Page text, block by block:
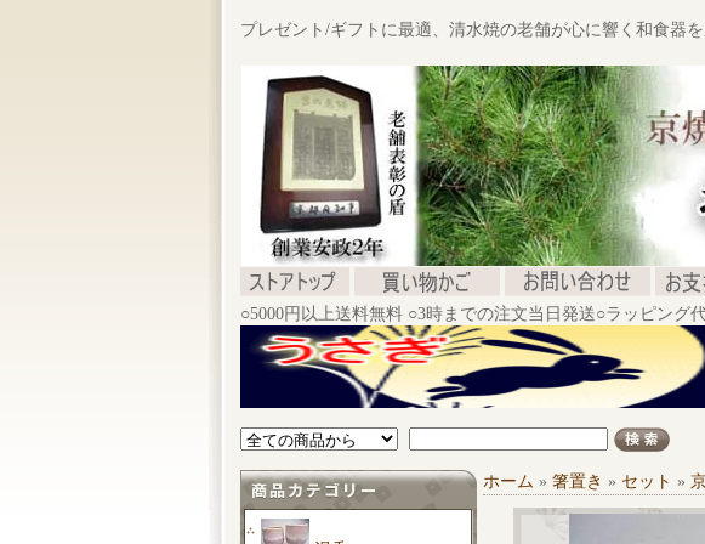
プレゼント/ギフトに最適、清水焼の老舗が心に響く和食器
○5000円以上送料無料 ○3時までの注文当日発送○ラッピング
ホーム » 箸置き » セット »